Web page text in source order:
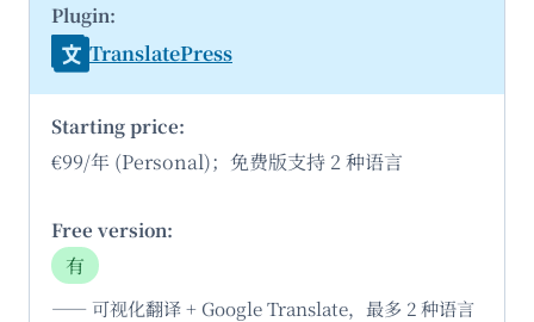
TranslatePress
€99/年 (Personal)；免费版支持 2 种语言
有
—— 可视化翻译 + Google Translate，最多 2 种语言